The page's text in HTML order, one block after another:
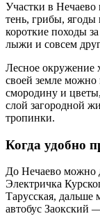
Участки в Нечаево
тень, грибы,
короткие походы
лыжи и совсем
Лесное окружение
своей земле
смородину и
слой загородной
тропинки.
Когда удобно
До Нечаево можно
Электричка
Тарусская, дальше
автобус Заокский